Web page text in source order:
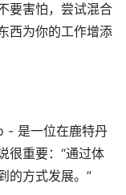
害怕，尝试混合
西为你的工作增添
是一位在鹿特丹
很重要：“通过体
的方式发展。”